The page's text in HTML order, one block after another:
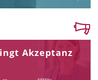
Akzeptanz